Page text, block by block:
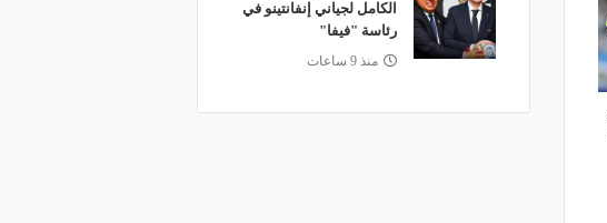
الكامل لجياني إنفانتينو في
رئاسة "فيفا"
منذ 9 ساعات